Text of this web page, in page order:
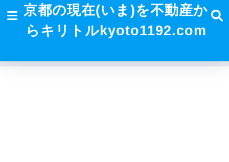
京都の現在(いま)を不動産か
らキリトルkyoto1192.com